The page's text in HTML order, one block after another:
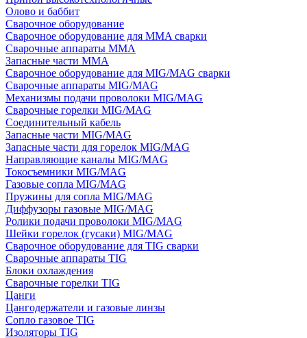
Олово и баббит
Сварочное оборудование
Сварочное оборудование для MMA сварки
Сварочные аппараты MMA
Запасные части MMA
Сварочное оборудование для MIG/MAG сварки
Сварочные аппараты MIG/MAG
Механизмы подачи проволоки MIG/MAG
Сварочные горелки MIG/MAG
Соединительный кабель
Запасные части MIG/MAG
Запасные части для горелок MIG/MAG
Направляющие каналы MIG/MAG
Токосъемники MIG/MAG
Газовые сопла MIG/MAG
Пружины для сопла MIG/MAG
Диффузоры газовые MIG/MAG
Ролики подачи проволоки MIG/MAG
Шейки горелок (гусаки) MIG/MAG
Сварочное оборудование для TIG сварки
Сварочные аппараты TIG
Блоки охлаждения
Сварочные горелки TIG
Цанги
Цангодержатели и газовые линзы
Сопло газовое TIG
Изоляторы TIG